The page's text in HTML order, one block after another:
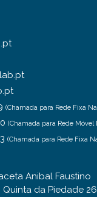
(Chamada para Rede Fixa
(Chamada para Rede Móvel
(Chamada para Rede Fixa
Anibal Faustino
Quinta da Piedade